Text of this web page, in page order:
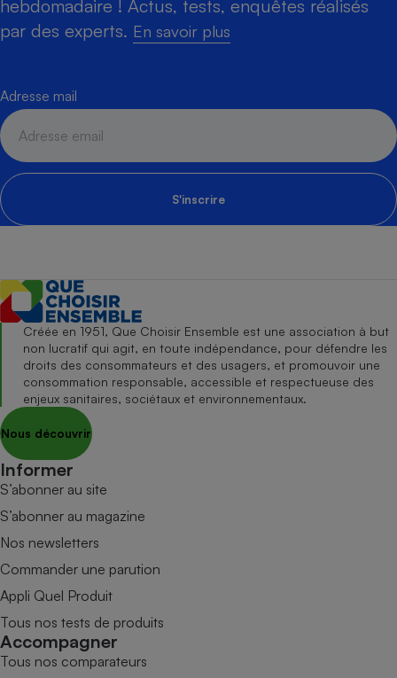
hebdomadaire ! Actus, tests, enquêtes réalisés
par des experts. En savoir plus
Adresse mail
S'inscrire
Créée en 1951, Que Choisir Ensemble est une association à but
non lucratif qui agit, en toute indépendance, pour défendre les
droits des consommateurs et des usagers, et promouvoir une
consommation responsable, accessible et respectueuse des
enjeux sanitaires, sociétaux et environnementaux.
Nous découvrir
Informer
S’abonner au site
S’abonner au magazine
Nos newsletters
Commander une parution
Appli Quel Produit
Tous nos tests de produits
Accompagner
Tous nos comparateurs